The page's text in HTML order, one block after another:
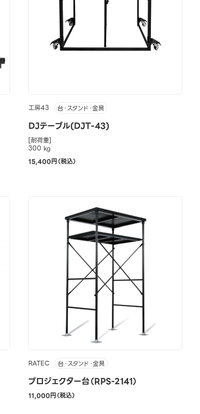
工房43 台・スタンド・金具
DJテーブル(DJT-43)
[耐荷重]
300 kg
15,400円（税込）
RATEC 台・スタンド・金具
プロジェクター台（RPS-2141）
11,000円（税込）